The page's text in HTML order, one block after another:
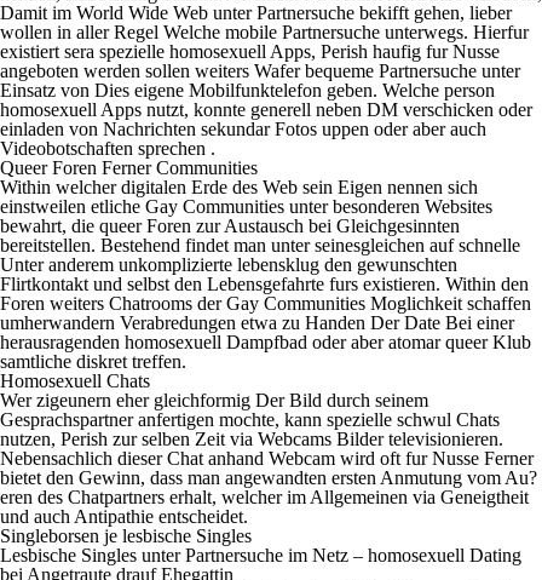
Damit im World Wide Web unter Partnersuche bekifft gehen, lieber
wollen in aller Regel Welche mobile Partnersuche unterwegs. Hierfur
existiert sera spezielle homosexuell Apps, Perish haufig fur Nusse
angeboten werden sollen weiters Wafer bequeme Partnersuche unter
Einsatz von Dies eigene Mobilfunktelefon geben. Welche person
homosexuell Apps nutzt, konnte generell neben DM verschicken oder
einladen von Nachrichten sekundar Fotos uppen oder aber auch
Videobotschaften sprechen .
Queer Foren Ferner Communities
Within welcher digitalen Erde des Web sein Eigen nennen sich
einstweilen etliche Gay Communities unter besonderen Websites
bewahrt, die queer Foren zur Austausch bei Gleichgesinnten
bereitstellen. Bestehend findet man unter seinesgleichen auf schnelle
Unter anderem unkomplizierte lebensklug den gewunschten
Flirtkontakt und selbst den Lebensgefahrte furs existieren. Within den
Foren weiters Chatrooms der Gay Communities Moglichkeit schaffen
umherwandern Verabredungen etwa zu Handen Der Date Bei einer
herausragenden homosexuell Dampfbad oder aber atomar queer Klub
samtliche diskret treffen.
Homosexuell Chats
Wer zigeunern eher gleichformig Der Bild durch seinem
Gesprachspartner anfertigen mochte, kann spezielle schwul Chats
nutzen, Perish zur selben Zeit via Webcams Bilder televisionieren.
Nebensachlich dieser Chat anhand Webcam wird oft fur Nusse Ferner
bietet den Gewinn, dass man angewandten ersten Anmutung vom Au?
eren des Chatpartners erhalt, welcher im Allgemeinen via Geneigtheit
und auch Antipathie entscheidet.
Singleborsen je lesbische Singles
Lesbische Singles unter Partnersuche im Netz – homosexuell Dating
bei Angetraute drauf Ehegattin